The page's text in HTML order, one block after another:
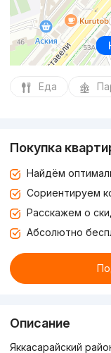
Еда
Покупка
Найдём
Сориентируем
Расскажем о
Абсолютно
Описание
Яккасарайский